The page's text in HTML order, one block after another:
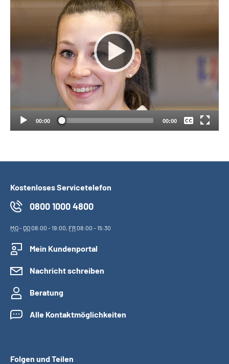
Über uns & Presse
Online-Services
Language
Inhalte in Gebärdensprache (DGS)
Mein Kundenportal
00:00 00:00
Kostenloses Servicetelefon
0800 1000 4800
MO- DO08:00 - 19:00, FR08:00 - 15:30
Mein Kundenportal
Nachricht schreiben
Beratung
Alle Kontaktmöglichkeiten
Folgen und Teilen